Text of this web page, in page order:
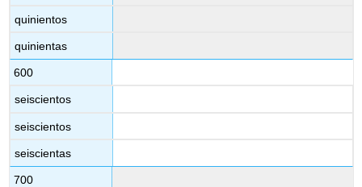
quinientos
quinientas
600
seiscientos
seiscientos
seiscientas
700